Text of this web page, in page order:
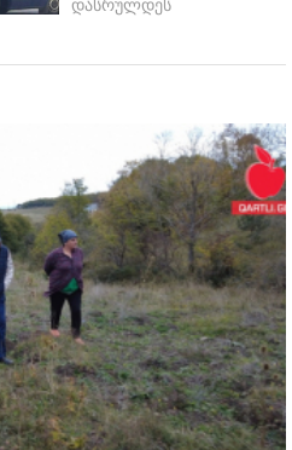
დასრულდეს